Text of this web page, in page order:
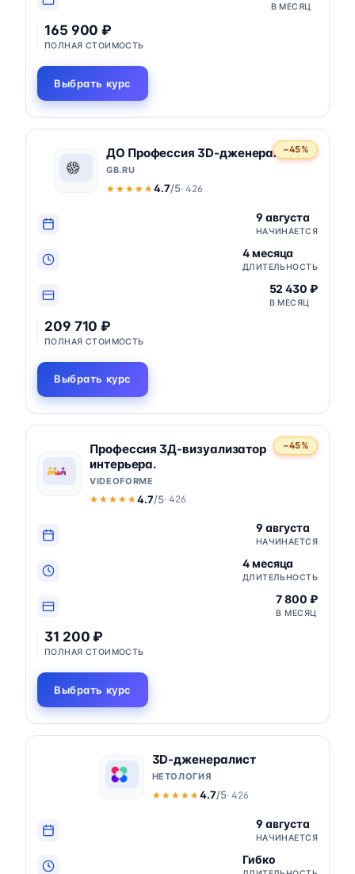
В МЕСЯЦ
165 900 ₽
ПОЛНАЯ СТОИМОСТЬ
Выбрать курс
−45%
ДО Профессия 3D-дженералист
GB.RU
★★★★★
★★★★★ 4.7/5· 426
9 августа
НАЧИНАЕТСЯ
4 месяца
ДЛИТЕЛЬНОСТЬ
52 430 ₽
В МЕСЯЦ
209 710 ₽
ПОЛНАЯ СТОИМОСТЬ
Выбрать курс
−45%
Профессия 3Д-визуализатор
интерьера.
VIDEOFORME
★★★★★
★★★★★ 4.7/5· 426
9 августа
НАЧИНАЕТСЯ
4 месяца
ДЛИТЕЛЬНОСТЬ
7 800 ₽
В МЕСЯЦ
31 200 ₽
ПОЛНАЯ СТОИМОСТЬ
Выбрать курс
3D-дженералист
НЕТОЛОГИЯ
★★★★★
★★★★★ 4.7/5· 426
9 августа
НАЧИНАЕТСЯ
Гибко